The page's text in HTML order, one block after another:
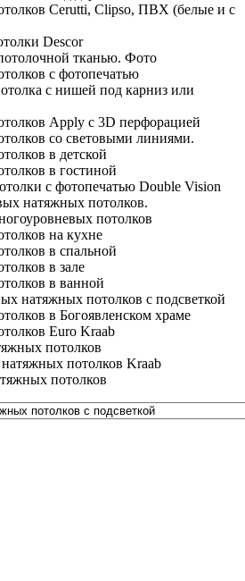
Cerutti, Clipso, ПВХ (белые и с
Descor
тканью. Фото
с фотопечатью
с нишей под карниз или
Apply с 3D перфорацией
со световыми линиями.
в детской
в гостиной
с фотопечатью Double Vision
натяжных потолков.
потолков
на кухне
в спальной
в зале
в ванной
натяжных потолков с подсветкой
в Богоявленском храме
Euro Kraab
потолков
потолков Kraab
потолков